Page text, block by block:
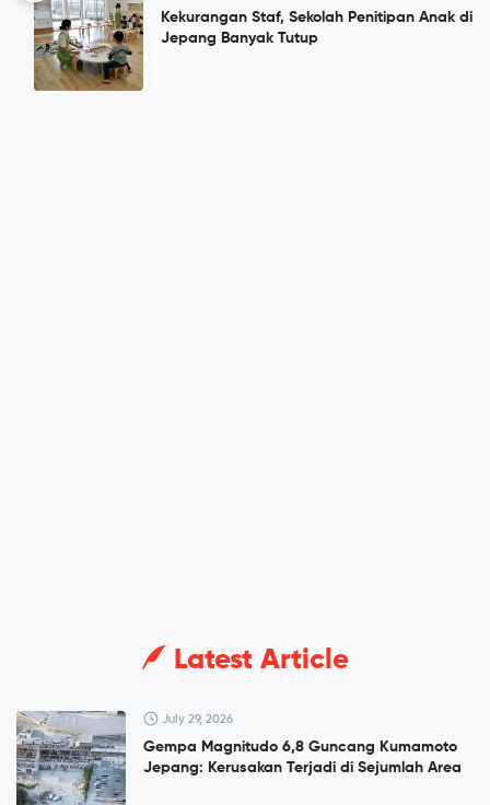
Kekurangan Staf, Sekolah Penitipan Anak di
Jepang Banyak Tutup
Latest Article
July 29, 2026
Gempa Magnitudo 6,8 Guncang Kumamoto
Jepang: Kerusakan Terjadi di Sejumlah Area